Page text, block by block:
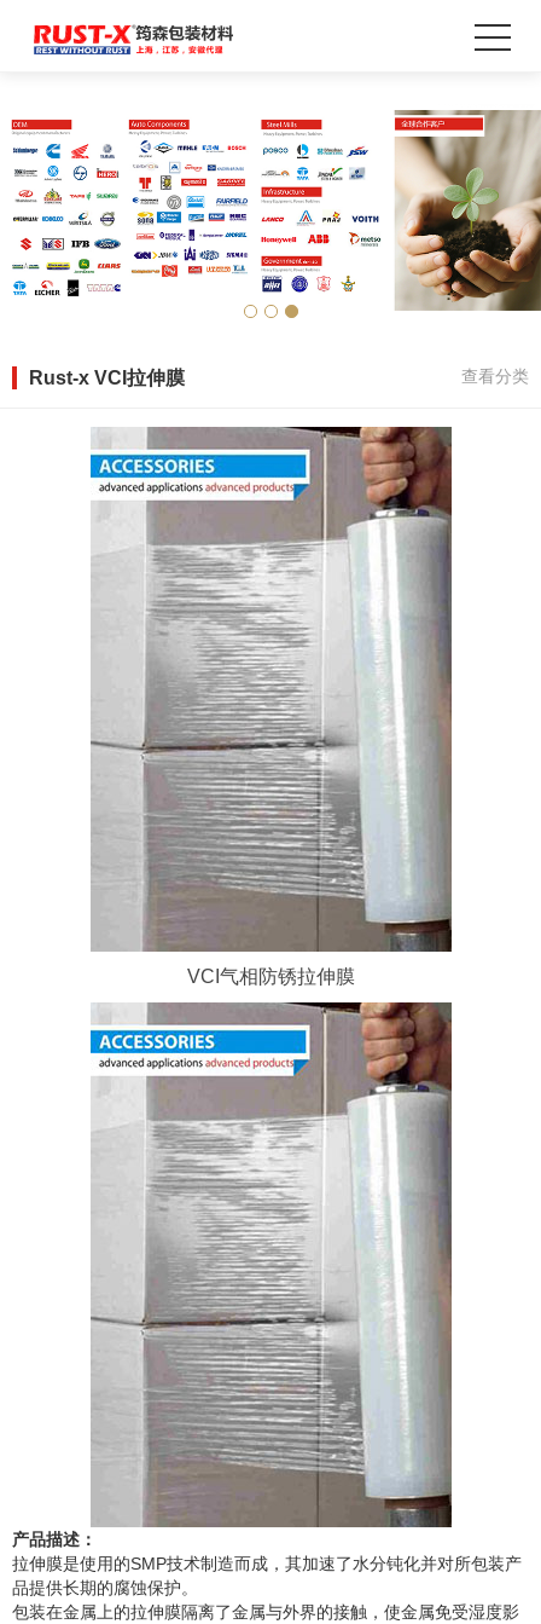
Rust-x VCI拉伸膜 查看分类
VCI气相防锈拉伸膜
产品描述：
拉伸膜是使用的SMP技术制造而成，其加速了水分钝化并对所包装产
品提供长期的腐蚀保护。
包装在金属上的拉伸膜隔离了金属与外界的接触，使金属免受湿度影